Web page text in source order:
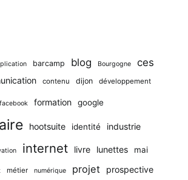
barcamp blog Bourgogne ces
contenu dijon développement
facebook formation google
hootsuite identité industrie
internet livre lunettes mai
métier numérique projet prospective